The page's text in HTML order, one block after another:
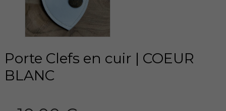
Porte Clefs en cuir | COEUR
BLANC